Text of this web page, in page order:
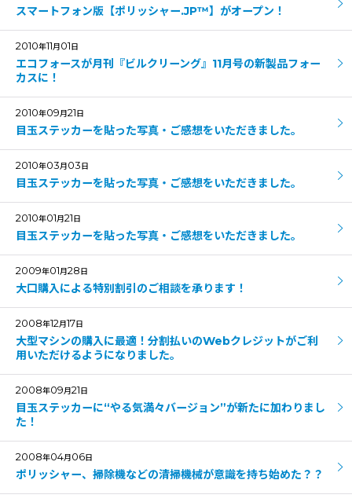
スマートフォン版【ポリッシャー.JP™】がオープン！
2010年11月01日
エコフォースが月刊『ビルクリーング』11月号の新製品フォー
カスに！
2010年09月21日
目玉ステッカーを貼った写真・ご感想をいただきました。
2010年03月03日
目玉ステッカーを貼った写真・ご感想をいただきました。
2010年01月21日
目玉ステッカーを貼った写真・ご感想をいただきました。
2009年01月28日
大口購入による特別割引のご相談を承ります！
2008年12月17日
大型マシンの購入に最適！分割払いのWebクレジットがご利
用いただけるようになりました。
2008年09月21日
目玉ステッカーに“やる気満々バージョン”が新たに加わりまし
た！
2008年04月06日
ポリッシャー、掃除機などの清掃機械が意識を持ち始めた？？